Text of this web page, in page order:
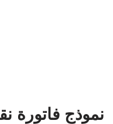
نموذج